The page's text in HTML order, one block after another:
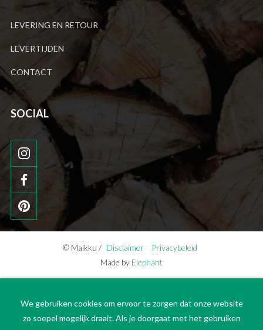
LEVERING EN RETOUR
LEVERTIJDEN
CONTACT
SOCIAL
© Maikku / Disclaimer
Privacybeleid
Made by Elephant
We gebruiken cookies om ervoor te zorgen dat onze website
zo soepel mogelijk draait. Als je doorgaat met het gebruiken